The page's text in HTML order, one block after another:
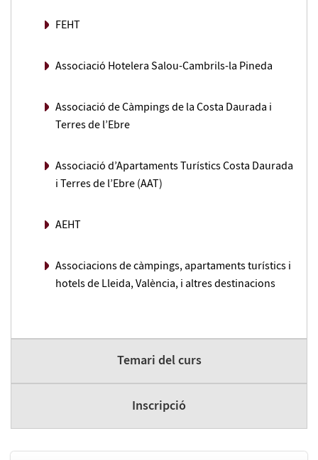
FEHT
Associació Hotelera Salou-Cambrils-la Pineda
Associació de Càmpings de la Costa Daurada i
Terres de l’Ebre
Associació d’Apartaments Turístics Costa Daurada
i Terres de l’Ebre (AAT)
AEHT
Associacions de càmpings, apartaments turístics i
hotels de Lleida, València, i altres destinacions
Temari del curs
Inscripció